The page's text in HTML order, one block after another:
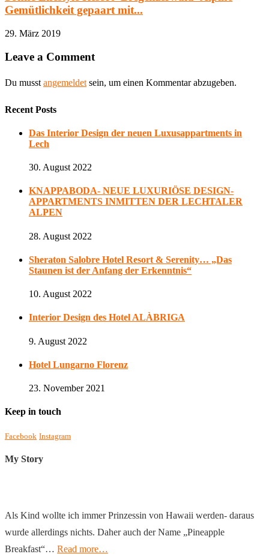
Gemütlichkeit gepaart mit...
29. März 2019
Leave a Comment
Du musst angemeldet sein, um einen Kommentar abzugeben.
Recent Posts
Das Interior Design der neuen Luxusappartments in
Lech
30. August 2022
KNAPPABODA- NEUE LUXURIÖSE DESIGN-
APPARTMENTS INMITTEN DER LECHTALER
ALPEN
28. August 2022
Sheraton Salobre Hotel Resort & Serenity… „Das
Staunen ist der Anfang der Erkenntnis“
10. August 2022
Interior Design des Hotel ALÀBRIGA
9. August 2022
Hotel Lungarno Florenz
23. November 2021
Keep in touch
Facebook Instagram
My Story
Als Kind wollte ich immer Prinzessin von Hawaii werden- daraus
wurde allerdings nichts. Daher auch der Name „Pineapple
Breakfast“… Read more…